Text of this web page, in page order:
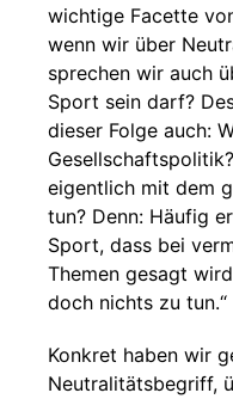
wichtige Facette
wenn wir über
sprechen wir auch
Sport sein darf?
dieser Folge auch:
eigentlich mit dem
tun? Denn: Häufig
Sport, dass bei
Themen gesagt
doch nichts zu tun.“
Konkret haben wir
Neutralitätsbegriff,